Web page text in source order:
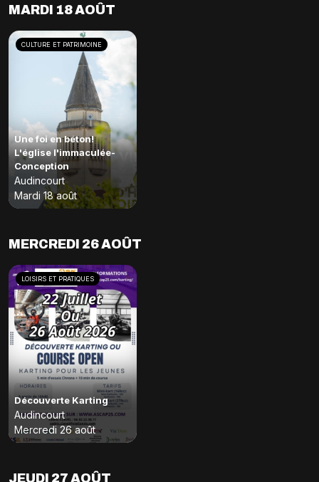
MARDI 18 AOÛT
CULTURE ET PATRIMOINE
Une foi en béton!
L'église l'immaculée-
Conception
Audincourt
Mardi 18 août
MERCREDI 26 AOÛT
LOISIRS ET PRATIQUES
Découverte Karting
Audincourt
Mercredi 26 août
JEUDI 27 AOÛT